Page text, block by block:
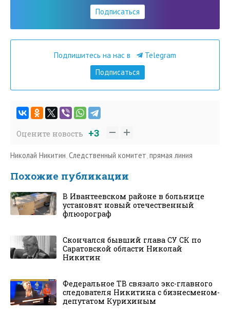
Подписаться
Подпишитесь на нас в
Telegram
Подписаться
Оцените новость +3
Николай Никитин,Следственный комитет,прямая линия
Похожие публикации
В Ивантеевском районе в больнице
установят новый отечественный
флюорограф
Скончался бывший глава СУ СК по
Саратовской области Николай
Никитин
Федеральное ТВ связало экс-главного
следователя Никитина с бизнесменом-
депутатом Курихиным